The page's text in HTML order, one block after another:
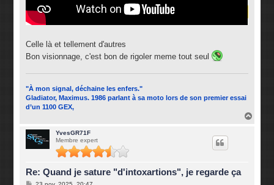
Celle là et tellement d'autres
Bon visionnage, c'est bon de rigoler meme tout seul
"À mon signal, déchaine les enfers."
Gladiator, Maximus. 1986 parlant à sa moto lors de son premier essai
d’un 1100 GEX,
YvesGR71F
Membre expert
Re: Quand je sature "d'intoxartions", je regarde ça
M